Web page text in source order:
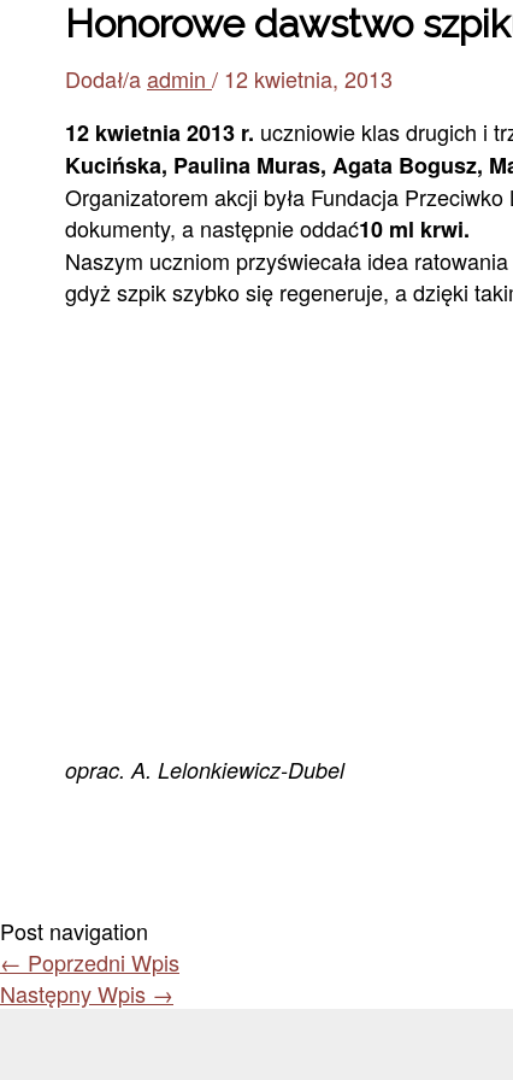
Honorowe dawstwo
Dodał/aadmin / 12 kwietnia, 2013
12 kwietnia 2013 r. uczniowie klas drugich i
Kucińska, Paulina Muras, Agata Bogusz,
Organizatorem akcji była Fundacja
dokumenty, a następnie oddać10 ml krwi.
Naszym uczniom przyświecała idea
gdyż szpik szybko się regeneruje, a dzięki
oprac. A. Lelonkiewicz-Dubel
Post navigation
← Poprzedni Wpis
Następny Wpis →